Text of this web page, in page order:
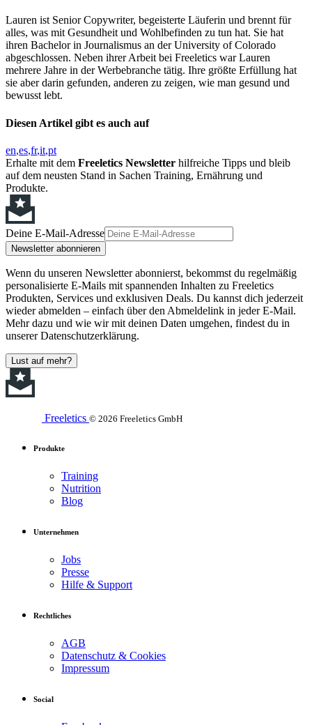
Lauren ist Senior Copywriter, begeisterte Läuferin und brennt für
alles, was mit Gesundheit und Wohlbefinden zu tun hat. Sie hat
ihren Bachelor in Journalismus an der University of Colorado
abgeschlossen. Neben ihrer Arbeit bei Freeletics war Lauren
mehrere Jahre in der Werbebranche tätig. Ihre größte Erfüllung hat
sie aber darin gefunden, anderen zu zeigen, wie man gesund und
bewusst lebt.
Diesen Artikel gibt es auch auf
en es fr it pt
Erhalte mit dem Freeletics Newsletter hilfreiche Tipps und bleib
auf dem neusten Stand in Sachen Training, Ernährung und
Produkte.
Deine E-Mail-Adresse
Newsletter abonnieren
Wenn du unseren Newsletter abonnierst, bekommst du regelmäßig
personalisierte E-Mails mit spannenden Inhalten zu Freeletics
Produkten, Services und exklusiven Deals. Du kannst dich jederzeit
wieder abmelden – einfach über den Abmeldelink in jeder E-Mail.
Mehr dazu und wie wir mit deinen Daten umgehen, findest du in
unserer Datenschutzerklärung.
Lust auf mehr?
Freeletics © 2026 Freeletics GmbH
Produkte
Training
Nutrition
Blog
Unternehmen
Jobs
Presse
Hilfe & Support
Rechtliches
AGB
Datenschutz & Cookies
Impressum
Social